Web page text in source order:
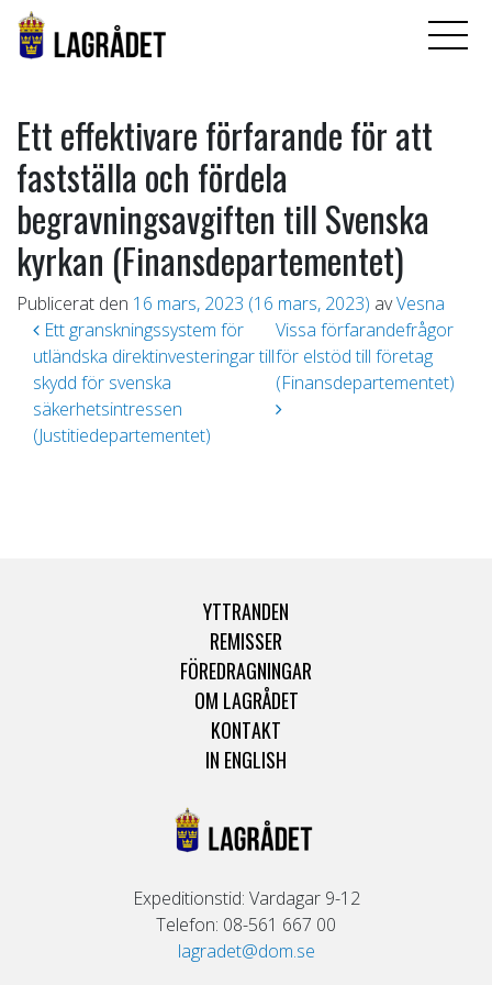
Ett effektivare förfarande för att
fastställa och fördela
begravningsavgiften till Svenska
kyrkan (Finansdepartementet)
Publicerat den 16 mars, 2023 (16 mars, 2023) avVesna
Inläggsnavigering
Ett granskningssystem för
utländska direktinvesteringar till
skydd för svenska
säkerhetsintressen
(Justitiedepartementet)
Vissa förfarandefrågor
för elstöd till företag
(Finansdepartementet)
YTTRANDEN
REMISSER
FÖREDRAGNINGAR
OM LAGRÅDET
KONTAKT
IN ENGLISH
Expeditionstid: Vardagar 9-12
Telefon: 08-561 667 00
lagradet@dom.se